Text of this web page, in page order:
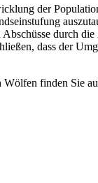
der
durch
dass der
finden Sie